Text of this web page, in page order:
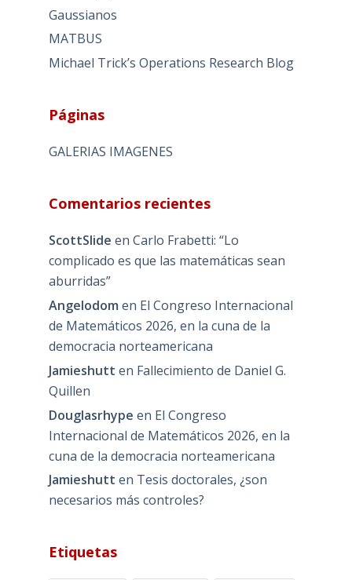
Gaussianos
MATBUS
Michael Trick’s Operations Research Blog
Páginas
GALERIAS IMAGENES
Comentarios recientes
ScottSlide en Carlo Frabetti: “Lo
complicado es que las matemáticas sean
aburridas”
Angelodom en El Congreso Internacional
de Matemáticos 2026, en la cuna de la
democracia norteamericana
Jamieshutt en Fallecimiento de Daniel G.
Quillen
Douglasrhype en El Congreso
Internacional de Matemáticos 2026, en la
cuna de la democracia norteamericana
Jamieshutt en Tesis doctorales, ¿son
necesarios más controles?
Etiquetas